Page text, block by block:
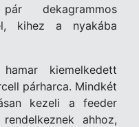
dekagrammos
kihez a nyakába
kiemelkedett
párharca. Mindkét
kezeli a feeder
ahhoz,